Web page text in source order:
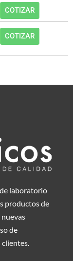
COTIZAR
COTIZAR
laboratorio
productos de
de